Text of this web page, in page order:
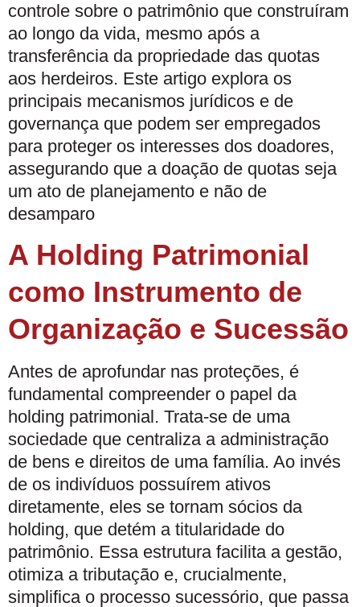
controle sobre o patrimônio que construíram
ao longo da vida, mesmo após a
transferência da propriedade das quotas
aos herdeiros. Este artigo explora os
principais mecanismos jurídicos e de
governança que podem ser empregados
para proteger os interesses dos doadores,
assegurando que a doação de quotas seja
um ato de planejamento e não de
desamparo
A Holding Patrimonial
como Instrumento de
Organização e Sucessão
Antes de aprofundar nas proteções, é
fundamental compreender o papel da
holding patrimonial. Trata-se de uma
sociedade que centraliza a administração
de bens e direitos de uma família. Ao invés
de os indivíduos possuírem ativos
diretamente, eles se tornam sócios da
holding, que detém a titularidade do
patrimônio. Essa estrutura facilita a gestão,
otimiza a tributação e, crucialmente,
simplifica o processo sucessório, que passa